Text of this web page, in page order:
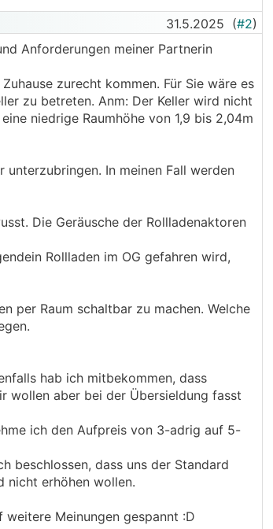
31.5.2025 (#2)
Anforderungen meiner Partnerin
zurecht kommen. Für Sie wäre es
zu betreten. Anm: Der Keller wird nicht
niedrige Raumhöhe von 1,9 bis 2,04m
In meinen Fall werden
Die Geräusche der Rollladenaktoren
Rollladen im OG gefahren wird,
per Raum schaltbar zu machen. Welche
hab ich mitbekommen, dass
wollen aber bei der Übersieldung fasst
ich den Aufpreis von 3-adrig auf 5-
beschlossen, dass uns der Standard
nicht erhöhen wollen.
Meinungen gespannt :D